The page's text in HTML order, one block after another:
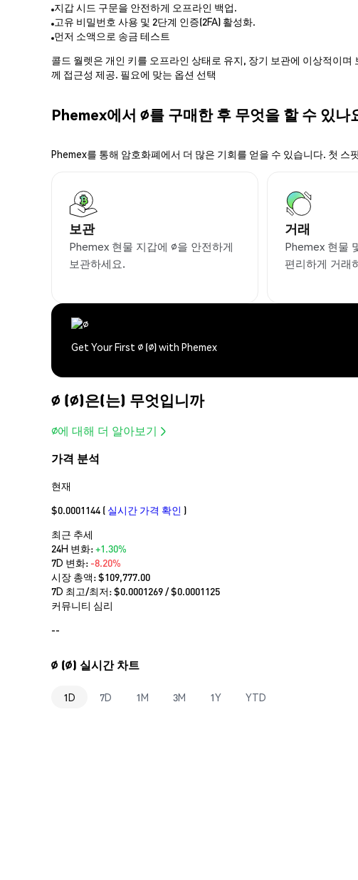
지갑 시드 구문을 안전하게 오프라인 백업.
고유 비밀번호 사용 및 2단계 인증(2FA) 활성화.
먼저 소액으로 송금 테스트
콜드 월렛은 개인 키를 오프라인 상태로 유지, 장기 보관에 이상적이
께 접근성 제공. 필요에 맞는 옵션 선택
Phemex에서 ∅를 구매한 후 무엇을 할 수 있나
Phemex를 통해 암호화폐에서 더 많은 기회를 얻을 수 있습니다. 첫
보관
Phemex 현물 지갑에 ∅을 안전하게
보관하세요.
거래
Phemex 현물
편리하게 거래
Get Your First ∅ (∅) with Phemex
∅ (∅)은(는) 무엇입니까
∅에 대해 더 알아보기
가격 분석
현재
$0.0001144 ( 실시간 가격 확인 )
최근 추세
24H 변화:+1.30%
7D 변화: -8.20%
시장 총액:$109,777.00
7D 최고/최저: $0.0001269/ $0.0001125
커뮤니티 심리
--
∅ (∅) 실시간 차트
1D 7D 1M 3M 1Y YTD